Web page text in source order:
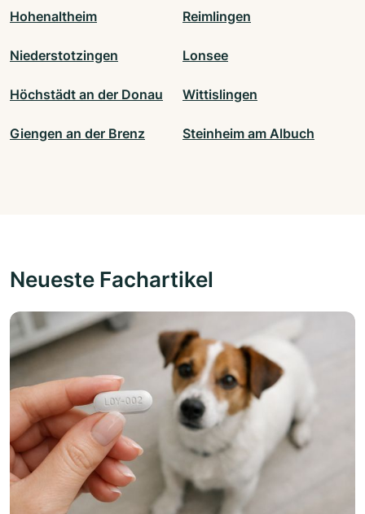
Hohenaltheim Reimlingen
Niederstotzingen Lonsee
Höchstädt an der Donau Wittislingen
Giengen an der Brenz Steinheim am Albuch
Neueste Fachartikel